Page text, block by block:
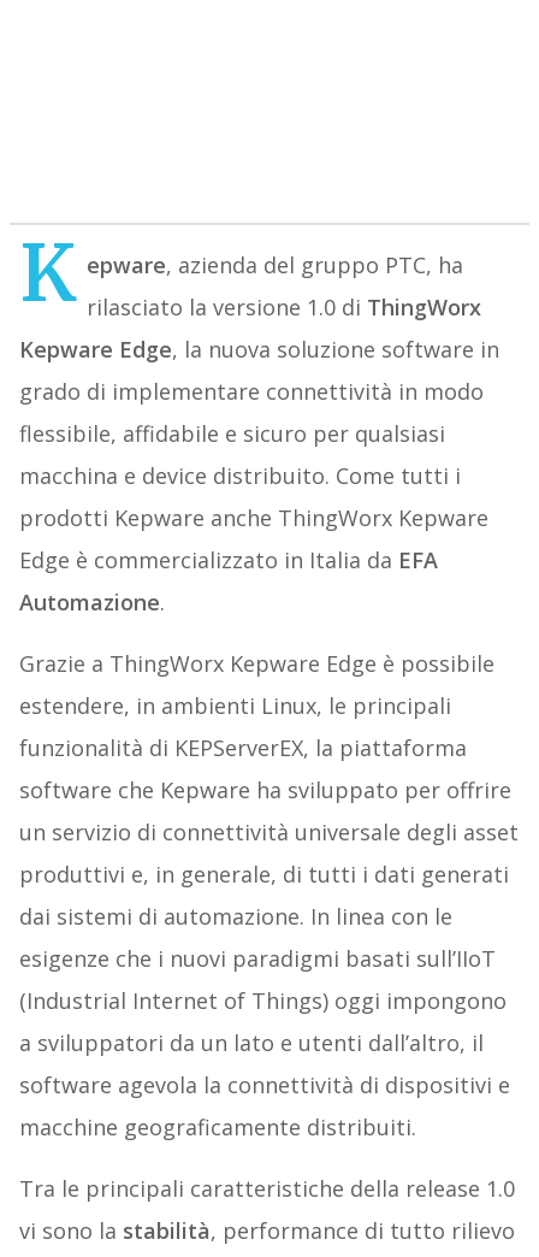
K epware, azienda del gruppo PTC, ha
rilasciato la versione 1.0 di ThingWorx
Kepware Edge, la nuova soluzione software in
grado di implementare connettività in modo
flessibile, affidabile e sicuro per qualsiasi
macchina e device distribuito. Come tutti i
prodotti Kepware anche ThingWorx Kepware
Edge è commercializzato in Italia da EFA
Automazione.
Grazie a ThingWorx Kepware Edge è possibile
estendere, in ambienti Linux, le principali
funzionalità di KEPServerEX, la piattaforma
software che Kepware ha sviluppato per offrire
un servizio di connettività universale degli asset
produttivi e, in generale, di tutti i dati generati
dai sistemi di automazione. In linea con le
esigenze che i nuovi paradigmi basati sull’IIoT
(Industrial Internet of Things) oggi impongono
a sviluppatori da un lato e utenti dall’altro, il
software agevola la connettività di dispositivi e
macchine geograficamente distribuiti.
Tra le principali caratteristiche della release 1.0
vi sono la stabilità, performance di tutto rilievo